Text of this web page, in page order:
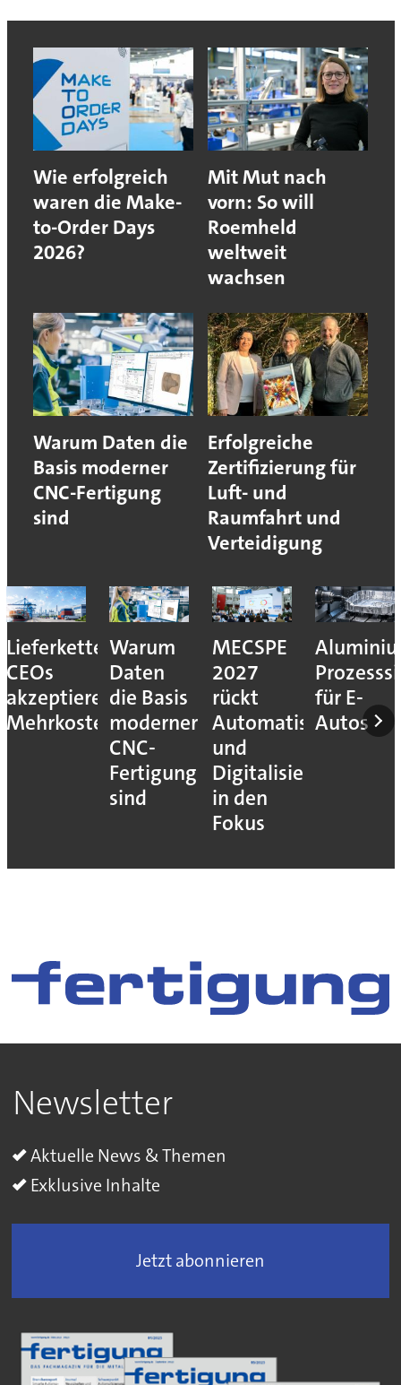
Wie erfolgreich
waren die Make-
to-Order Days
2026?
Mit Mut nach
vorn: So will
Roemheld
weltweit
wachsen
Warum Daten die
Basis moderner
CNC-Fertigung
sind
Erfolgreiche
Zertifizierung für
Luft- und
Raumfahrt und
Verteidigung
Lieferkettenresilienz:
CEOs
akzeptieren
Mehrkosten
Warum
Daten
die Basis
moderner
CNC-
Fertigung
sind
MECSPE
2027
rückt
Automatisierung
und
Digitalisierung
in den
Fokus
für E-
Autos
Newsletter
Aktuelle News & Themen
Exklusive Inhalte
Jetzt abonnieren